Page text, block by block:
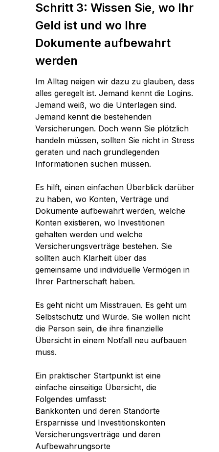
Schritt 3: Wissen Sie, wo Ihr
Geld ist und wo Ihre
Dokumente aufbewahrt
werden
Im Alltag neigen wir dazu zu glauben, dass
alles geregelt ist. Jemand kennt die Logins.
Jemand weiß, wo die Unterlagen sind.
Jemand kennt die bestehenden
Versicherungen. Doch wenn Sie plötzlich
handeln müssen, sollten Sie nicht in Stress
geraten und nach grundlegenden
Informationen suchen müssen.
Es hilft, einen einfachen Überblick darüber
zu haben, wo Konten, Verträge und
Dokumente aufbewahrt werden, welche
Konten existieren, wo Investitionen
gehalten werden und welche
Versicherungsverträge bestehen. Sie
sollten auch Klarheit über das
gemeinsame und individuelle Vermögen in
Ihrer Partnerschaft haben.
Es geht nicht um Misstrauen. Es geht um
Selbstschutz und Würde. Sie wollen nicht
die Person sein, die ihre finanzielle
Übersicht in einem Notfall neu aufbauen
muss.
Ein praktischer Startpunkt ist eine
einfache einseitige Übersicht, die
Folgendes umfasst:
Bankkonten und deren Standorte
Ersparnisse und Investitionskonten
Versicherungsverträge und deren
Aufbewahrungsorte